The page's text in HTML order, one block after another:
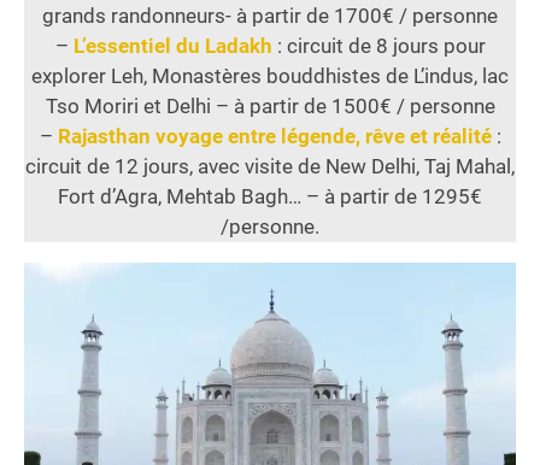
grands randonneurs- à partir de 1700€ / personne
– L’essentiel du Ladakh : circuit de 8 jours pour
explorer Leh, Monastères bouddhistes de L’indus, lac
Tso Moriri et Delhi – à partir de 1500€ / personne
– Rajasthan voyage entre légende, rêve et réalité:
circuit de 12 jours, avec visite de New Delhi, Taj Mahal,
Fort d’Agra, Mehtab Bagh… – à partir de 1295€
/personne.